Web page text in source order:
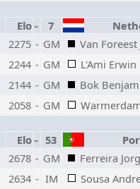
Elo - 7
2275 - GM
Van Foreest
2244 - GM
L'Ami Erwin
2144 - GM
Bok
2058 - GM
Elo - 53
2678 - GM
Ferreira
2634 - IM
Sousa